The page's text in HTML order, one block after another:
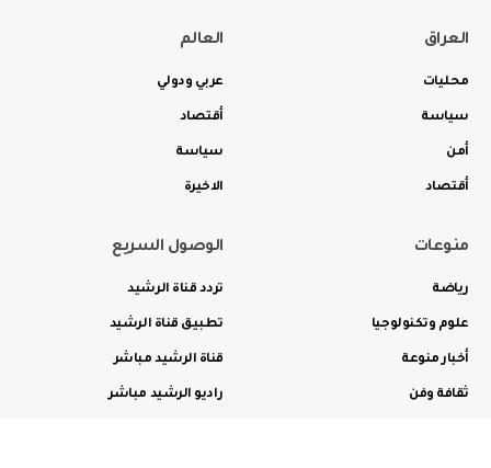
العراق
محليات
سياسة
أمن
أقتصاد
العالم
عربي ودولي
أقتصاد
سياسة
الاخيرة
منوعات
رياضة
علوم وتكنولوجيا
أخبار منوعة
ثقافة وفن
الوصول السريع
تردد قناة الرشيد
تطبيق قناة الرشيد
قناة الرشيد مباشر
راديو الرشيد مباشر